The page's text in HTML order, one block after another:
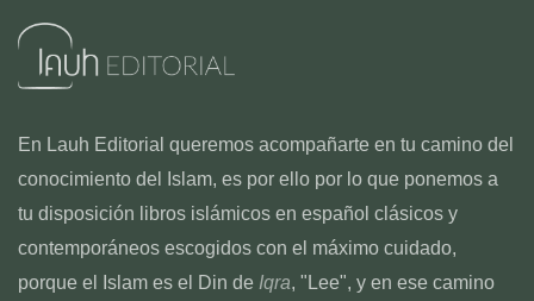
tasawwuf.
En Lauh Editorial queremos acompañarte en tu camino del
conocimiento del Islam, es por ello por lo que ponemos a
tu disposición libros islámicos en español clásicos y
contemporáneos escogidos con el máximo cuidado,
porque el Islam es el Din de Iqra, "Lee", y en ese camino